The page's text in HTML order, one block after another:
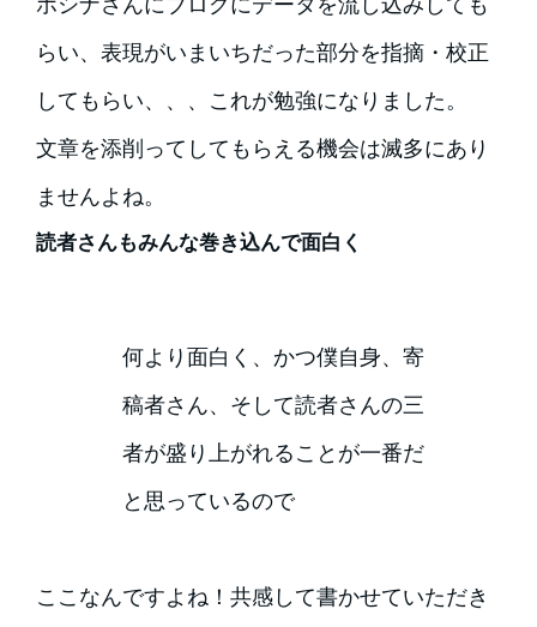
らい、表現がいまいちだった部分を指摘・校正
してもらい、、、これが勉強になりました。
文章を添削ってしてもらえる機会は滅多にあり
ませんよね。
読者さんもみんな巻き込んで面白く
何より面白く、かつ僕自身、寄
稿者さん、そして読者さんの三
者が盛り上がれることが一番だ
と思っているので
ここなんですよね！共感して書かせていただき